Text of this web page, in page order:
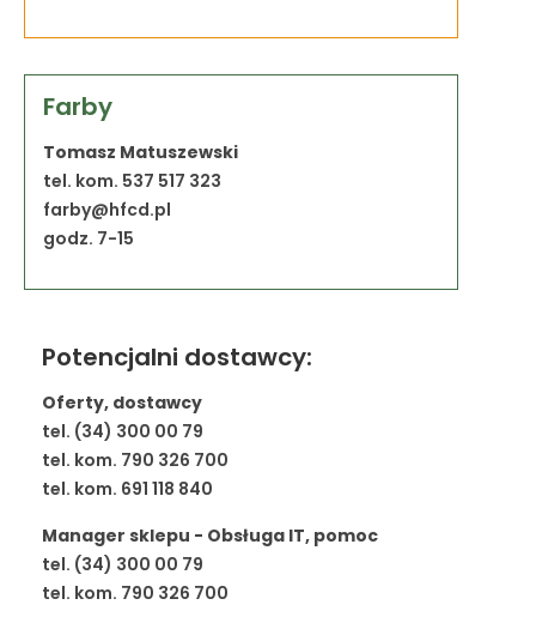
Farby
Tomasz Matuszewski
tel. kom. 537 517 323
farby@hfcd.pl
godz. 7-15
Potencjalni dostawcy:
Oferty, dostawcy
tel. (34) 300 00 79
tel. kom. 790 326 700
tel. kom. 691 118 840
Manager sklepu - Obsługa IT, pomoc
tel. (34) 300 00 79
tel. kom. 790 326 700